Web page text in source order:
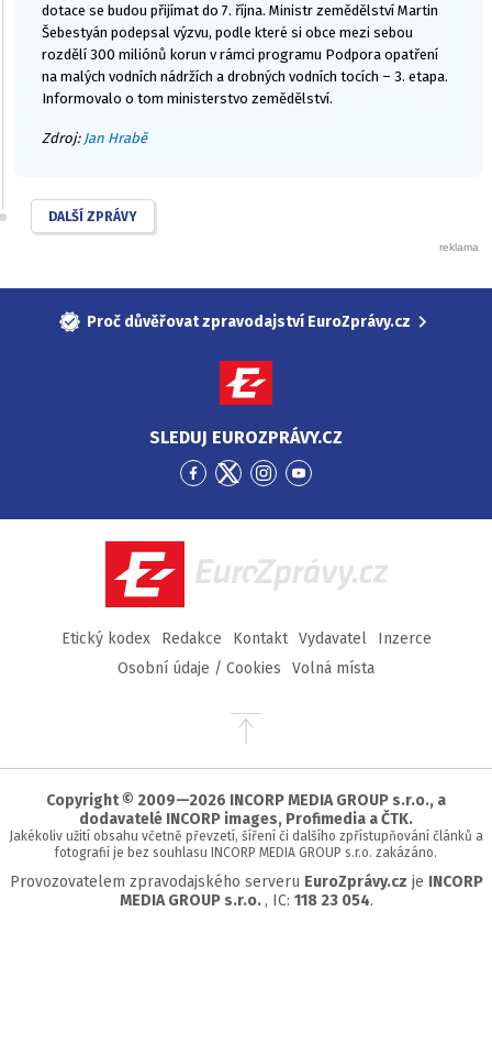
dotace se budou přijímat do 7. října. Ministr zemědělství Martin
Šebestyán podepsal výzvu, podle které si obce mezi sebou
rozdělí 300 miliónů korun v rámci programu Podpora opatření
na malých vodních nádržích a drobných vodních tocích – 3. etapa.
Informovalo o tom ministerstvo zemědělství.
Zdroj: Jan Hrabě
DALŠÍ ZPRÁVY
Proč důvěřovat zpravodajství EuroZprávy.cz
SLEDUJ EUROZPRÁVY.CZ
Přejít
Facebook
Přejít
Twitter
Přejít
Instagram
Přejít
YouTube
EuroZprávy.cz
Etický kodex Redakce Kontakt Vydavatel
Inzerce
Osobní údaje / Cookies
Volná místa
Přejít
stránky
Copyright © 2009—2026 INCORP MEDIA GROUP s.r.o., a
dodavatelé INCORP images, Profimedia a ČTK.
Jakékoliv užití obsahu včetně převzetí, šíření či dalšího zpřístupňování článků a
fotografií je bez souhlasu INCORP MEDIA GROUP s.r.o. zakázáno.
Provozovatelem zpravodajského serveru EuroZprávy.cz je INCORP
MEDIA GROUP s.r.o. , IC: 118 23 054.